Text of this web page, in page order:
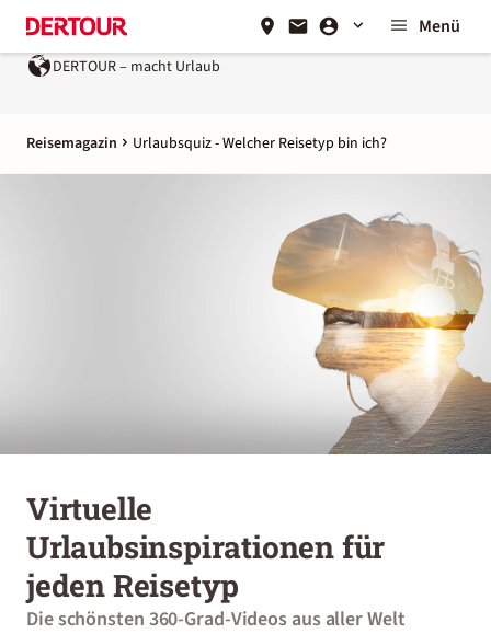
Menü
DERTOUR – macht Urlaub
Reisemagazin Urlaubsquiz - Welcher Reisetyp bin ich?
Virtuelle
Urlaubsinspirationen für
jeden Reisetyp
Die schönsten 360-Grad-Videos aus aller Welt